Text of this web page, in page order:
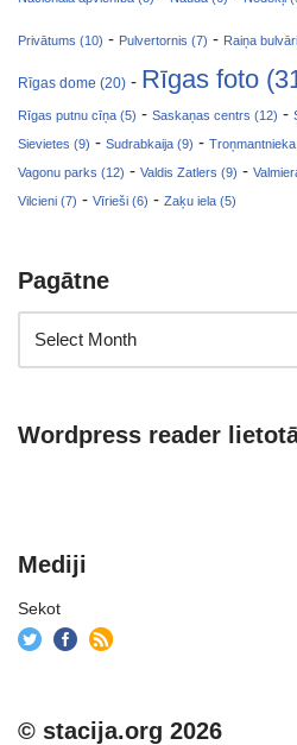
Privātums (10) - Pulvertornis (7) - Raiņa
Rīgas dome (20) - Rīgas foto
Rīgas putnu cīņa (5) - Saskaņas centrs (12) -
Sievietes (9) - Sudrabkaija (9) -
Vagonu parks (12) - Valdis Zatlers (9) -
Vilcieni (7) - Vīrieši (6) - Zaķu iela (5)
Pagātne
Wordpress reader
Mediji
Sekot
© stacija.org 2026